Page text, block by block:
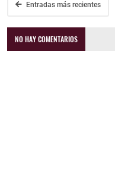
Entradas más recientes
NO HAY COMENTARIOS